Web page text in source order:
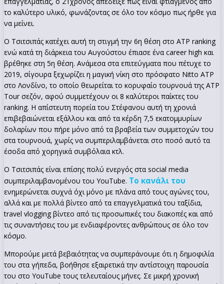
το καλύτερο υλικό, φωνάζοντας σε όλο τον κόσμο πως ήρθε για
να μείνει.
Ο Τσιτσιπάς κατέχει αυτή τη στιγμή την 6η θέση στο ATP ranking
ενώ κατά τη διάρκεια του Αυγούστου έπιασε ένα career high και
βρέθηκε στη 5η θέση. Ανάμεσα στα επιτεύγματα που πέτυχε το
2019, σίγουρα ξεχωρίζει η μαγική νίκη στο πρόσφατο Nitto ATP
στο Λονδίνο, το οποίο θεωρείται το κορυφαίο τουρνουά της ATP
Tour σεζόν, αφού συμμετέχουν οι 8 καλύτεροι παίκτες του
ranking. Η απίστευτη πορεία του Στέφανου αυτή τη χρονιά
επιβεβαιώνεται εξάλλου και από τα κέρδη 7,5 εκατομμυρίων
δολαρίων που πήρε μόνο από τα βραβεία των συμμετοχών του
στα τουρνουά, χωρίς να συμπεριλαμβάνεται στο ποσό αυτό τα
έσοδα από χορηγικά συμβόλαια κτλ.
Ο Τσιτσιπάς είναι επίσης πολύ ενεργός στα social media
συμπεριλαμβανομένου του YouTube. Το κανάλι του
ενημερώνεται συχνά όχι μόνο με πλάνα από τους αγώνες του,
αλλά και με πολλά βίντεο από τα επαγγελματικά του ταξίδια,
travel vlogging βίντεο από τις προσωπικές του διακοπές και από
τις συναντήσεις του με ενδιαφέροντες ανθρώπους σε όλο τον
κόσμο.
Μπορούμε μετά βεβαιότητας να συμπεράνουμε ότι η δημοφιλία
του στα γήπεδα, βοήθησε εξαιρετικά την αντίστοιχη παρουσία
του στο YouTube τους τελευταίους μήνες. Σε μικρή χρονική